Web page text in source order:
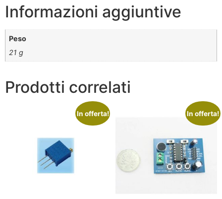
Informazioni aggiuntive
Peso
21 g
Prodotti correlati
In offerta! In offerta!